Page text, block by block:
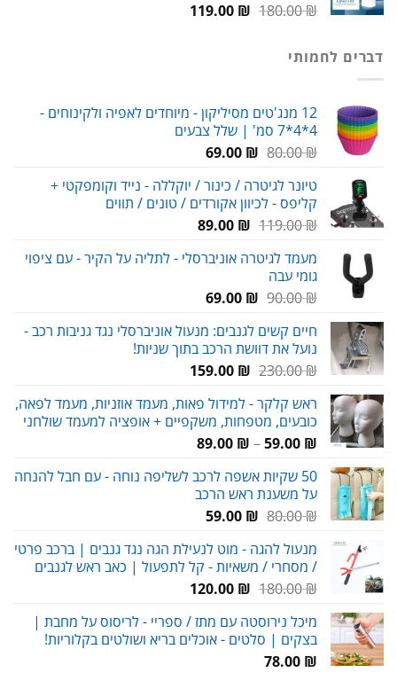
180.00₪
המחיר119.00 ₪
המחיר
דברים לחמותי
12 מנג'טים מסיליקון - מיוחדים לאפיה ולקינוחים -
4*4*7 סמ' | שלל צבעים
80.00₪
המחיר
היה:
80.00 ₪.
69.00 ₪
המחיר
הוא:
69.00 ₪.
טיונר לגיטרה / כינור / יוקללה - נייד וקומפקטי +
קליפס - לכיוון אקורדים / טונים / תווים
119.00₪
המחיר
היה:
89.00 ₪
המחיר
הוא:
מעמד לגיטרה אוניברסלי - לתליה על הקיר - עם ציפוי
גומי עבה
90.00₪
המחיר
היה:
90.00 ₪.
69.00 ₪
המחיר
הוא:
69.00 ₪.
חיים קשים לגנבים: מנעול אוניברסלי נגד גניבות רכב -
נועל את דוושת הרכב בתוך שניות!
230.00₪
המחיר
היה:
230.00 ₪.
159.00 ₪
המחיר
הוא:
159.00 ₪.
ראש קלקר - למידול פאות, מעמד אוזניות, מעמד לפאה,
כובעים, מטפחות, משקפיים + אופציה למעמד שולחני
59.00 ₪
–
89.00 ₪
טווח
עד
50 שקיות אשפה לרכב לשליפה נוחה - עם חבל להנחה
על משענת ראש הרכב
80.00₪
המחיר
היה:
80.00 ₪.
59.00 ₪
המחיר
הוא:
59.00 ₪.
מנעול להגה - מוט לנעילת הגה נגד גנבים | ברכב פרטי
/ מסחרי / משאיות - קל לתפעול | כאב ראש לגנבים
180.00₪
המחיר
היה:
180.00 ₪.
120.00 ₪
המחיר
הוא:
120.00 ₪.
מיכל נירוסטה עם מתז / ספריי - לריסוס על מחבת |
בצקים | סלטים - אוכלים בריא ושולטים בקלוריות!
78.00 ₪